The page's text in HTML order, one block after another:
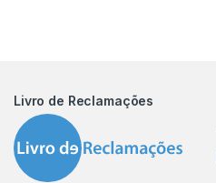
Livro de Reclamações